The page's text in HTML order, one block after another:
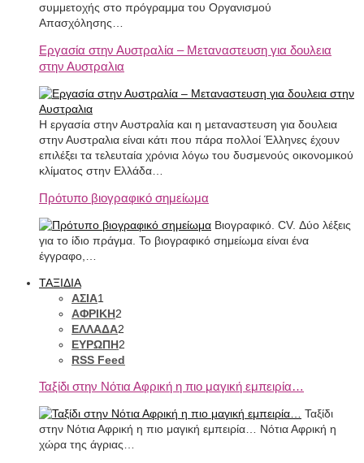
συμμετοχής στο πρόγραμμα του Οργανισμού
Απασχόλησης…
Εργασία στην Αυστραλία – Μεταναστευση για δουλεια
στην Αυστραλια
Η εργασία στην Αυστραλία και η μεταναστευση για δουλεια
στην Αυστραλια είναι κάτι που πάρα πολλοί Έλληνες έχουν
επιλέξει τα τελευταία χρόνια λόγω του δυσμενούς οικονομικού
κλίματος στην Ελλάδα…
Πρότυπο βιογραφικό σημείωμα
Βιογραφικό. CV. Δύο λέξεις
για το ίδιο πράγμα. Το βιογραφικό σημείωμα είναι ένα
έγγραφο,…
ΤΑΞΙΔΙΑ
ΑΣΙΑ1
ΑΦΡΙΚΗ2
ΕΛΛΑΔΑ2
ΕΥΡΩΠΗ2
RSS Feed
Ταξίδι στην Νότια Αφρική η πιο μαγική εμπειρία…
Ταξίδι
στην Νότια Αφρική η πιο μαγική εμπειρία… Νότια Αφρική η
χώρα της άγριας…